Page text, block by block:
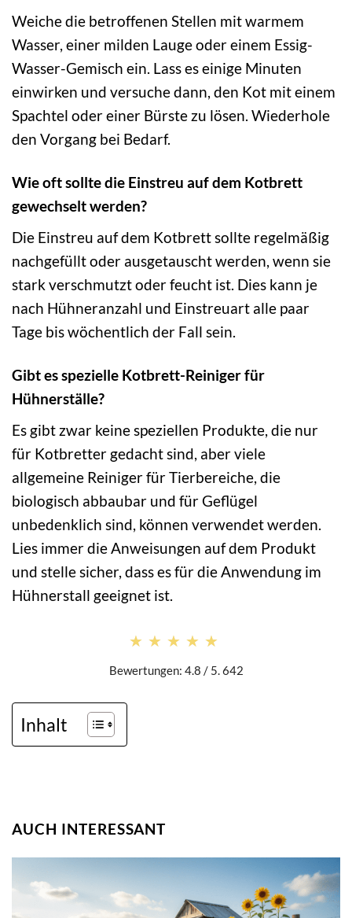
Weiche die betroffenen Stellen mit warmem
Wasser, einer milden Lauge oder einem Essig-
Wasser-Gemisch ein. Lass es einige Minuten
einwirken und versuche dann, den Kot mit einem
Spachtel oder einer Bürste zu lösen. Wiederhole
den Vorgang bei Bedarf.
Wie oft sollte die Einstreu auf dem Kotbrett
gewechselt werden?
Die Einstreu auf dem Kotbrett sollte regelmäßig
nachgefüllt oder ausgetauscht werden, wenn sie
stark verschmutzt oder feucht ist. Dies kann je
nach Hühneranzahl und Einstreuart alle paar
Tage bis wöchentlich der Fall sein.
Gibt es spezielle Kotbrett-Reiniger für
Hühnerställe?
Es gibt zwar keine speziellen Produkte, die nur
für Kotbretter gedacht sind, aber viele
allgemeine Reiniger für Tierbereiche, die
biologisch abbaubar und für Geflügel
unbedenklich sind, können verwendet werden.
Lies immer die Anweisungen auf dem Produkt
und stelle sicher, dass es für die Anwendung im
Hühnerstall geeignet ist.
★★★★★
★★★★★
Bewertungen: 4.8 / 5. 642
Inhalt
AUCH INTERESSANT